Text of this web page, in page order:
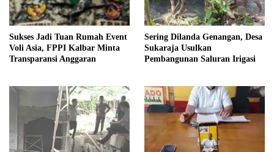
Sukses Jadi Tuan Rumah Event
Voli Asia, FPPI Kalbar Minta
Transparansi Anggaran
Sering Dilanda Genangan, Desa
Sukaraja Usulkan
Pembangunan Saluran Irigasi